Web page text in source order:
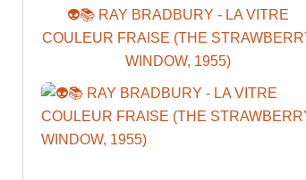
👽📚 RAY BRADBURY - LA VITRE
COULEUR FRAISE (THE
WINDOW, 1955)